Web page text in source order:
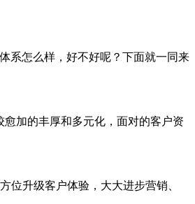
系怎么样，好不好呢？下面就一同来
加的丰厚和多元化，面对的客户资
升级客户体验，大大进步营销、